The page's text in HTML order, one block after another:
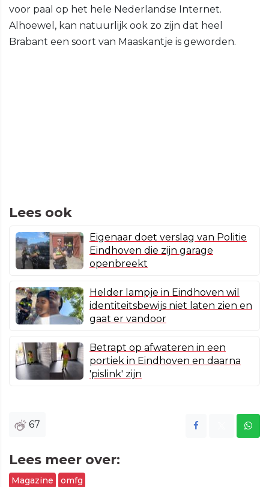
voor paal op het hele Nederlandse Internet.
Alhoewel, kan natuurlijk ook zo zijn dat heel
Brabant een soort van Maaskantje is geworden.
Lees ook
Eigenaar doet verslag van Politie
Eindhoven die zijn garage
openbreekt
Helder lampje in Eindhoven wil
identiteitsbewijs niet laten zien en
gaat er vandoor
Betrapt op afwateren in een
portiek in Eindhoven en daarna
'pislink' zijn
67
Lees meer over:
Magazine omfg